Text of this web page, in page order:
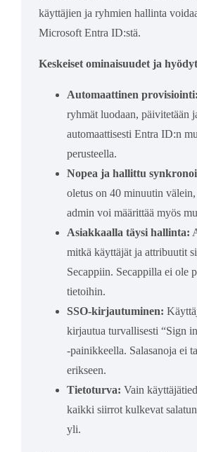
käyttäjien ja ryhmien hallinta
Microsoft Entra ID:stä.
Keskeiset ominaisuudet ja
Automaattinen provisiointi:
ryhmät luodaan, päivitetään
automaattisesti Entra ID:n
perusteella.
Nopea ja hallittu
oletus on 40 minuutin välein,
admin voi määrittää myös
Asiakkaalla täysi hallinta:
mitkä käyttäjät ja attribuutit
Secappiin. Secappilla ei ole
tietoihin.
SSO-kirjautuminen:
kirjautua turvallisesti “Sign
-painikkeella. Salasanoja ei
erikseen.
Tietoturva: Vain
kaikki siirrot kulkevat
yli.